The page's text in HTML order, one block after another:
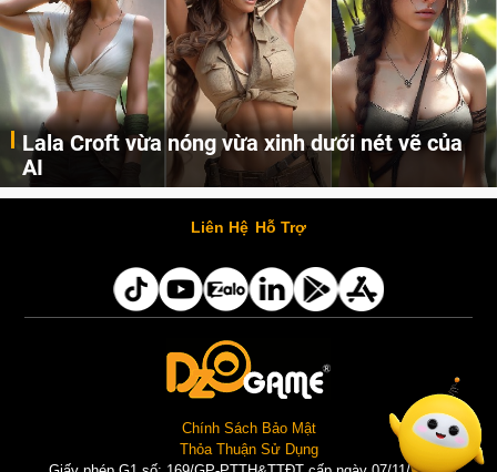
của
Cùng đến với những hình ảnh Lala Croft của Tomb Raider dưới nét vẽ của AI. Một cô nàng xinh đẹp, nóng bỏng nhưng cũng rắn rỏi và mạnh mẽ.
Khi AI Cosplay gái đẹp One Piece
Liên Hệ Hỗ Trợ
Chính Sách Bảo Mật
Thỏa Thuận Sử Dụng